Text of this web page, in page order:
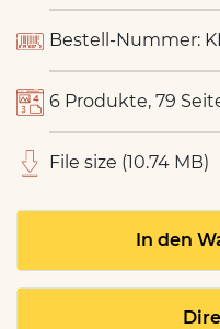
Bestell-Nummer:
6 Produkte, 79
File size (10.74 MB)
In den